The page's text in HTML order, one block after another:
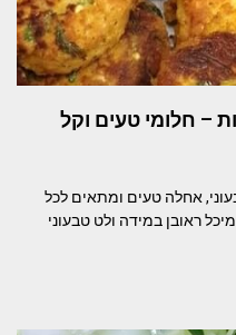
– חלומי טעים וקל
אחלה טעים ומתאים לכל
ראובן במידה ולט טבעוני